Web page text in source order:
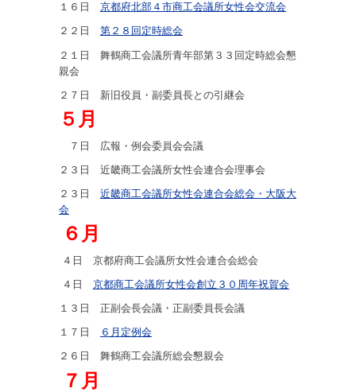
１６日 京都府北部４市商工会議所女性会交流会
２２日 第２８回定時総会
２１日 舞鶴商工会議所青年部第３３回定時総会懇
親会
２７日 新旧役員・副委員長との引継会
５月
７日 広報・例会委員会会議
２３日 近畿商工会議所女性会連合会理事会
２３日 近畿商工会議所女性会連合会総会・大阪大
会
６月
４日 京都府商工会議所女性会連合会総会
４日 京都商工会議所女性会創立３０周年祝賀会
１３日 正副会長会議・正副委員長会議
１７日 ６月定例会
２６日 舞鶴商工会議所総会懇親会
７月